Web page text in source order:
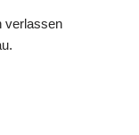
verlassen